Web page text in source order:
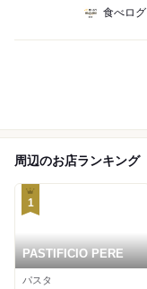
食べロ
周辺のお店ランキング
1
PASTIFICIO PERE
パスタ